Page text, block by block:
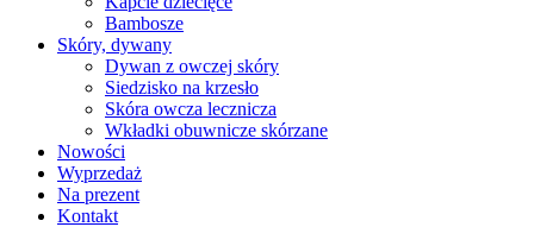
Bambosze
Skóry, dywany
Dywan z owczej skóry
Siedzisko na krzesło
Skóra owcza lecznicza
Wkładki obuwnicze skórzane
Nowości
Wyprzedaż
Na prezent
Kontakt